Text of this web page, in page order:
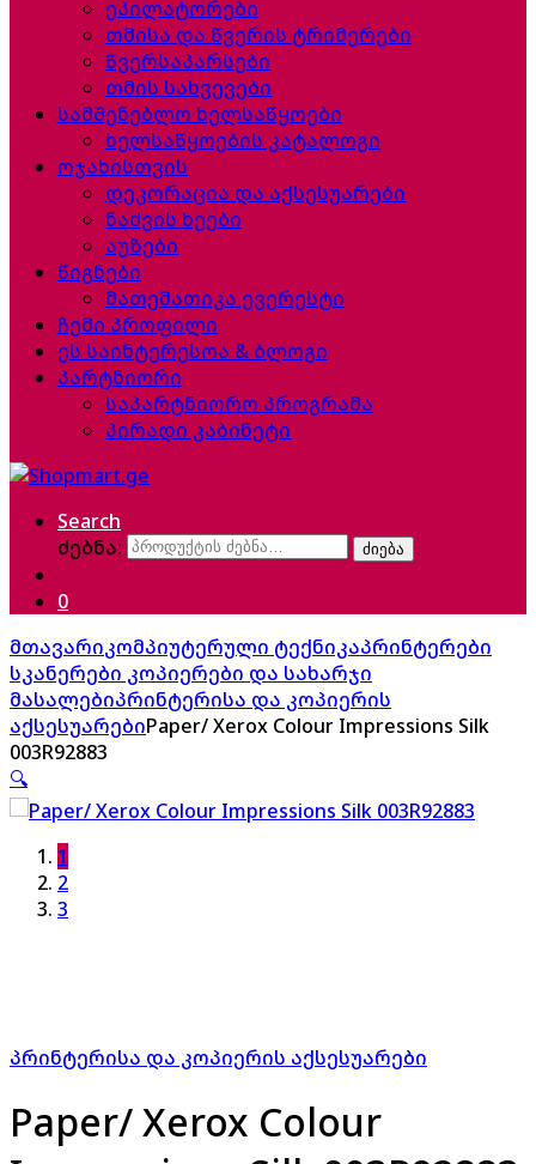
ეპილატორები
თმისა და წვერის ტრიმერები
წვერსაპარსები
თმის სახვევები
სამშენებლო ხელსაწყოები
ხელსაწყოების კატალოგი
ოჯახისთვის
დეკორაცია და აქსესუარები
ნაძვის ხეები
აუზები
წიგნები
მათემათიკა ევერესტი
ჩემი პროფილი
ეს საინტერესოა & ბლოგი
პარტნიორი
საპარტნიორო პროგრამა
პირადი კაბინეტი
Search
ძებნა:
ძიება
0
მთავარიკომპიუტერული ტექნიკაპრინტერები
სკანერები კოპიერები და სახარჯი
მასალებიპრინტერისა და კოპიერის
აქსესუარებიPaper/ Xerox Colour Impressions Silk
003R92883
🔍
1
2
3
პრინტერისა და კოპიერის აქსესუარები
Paper/ Xerox Colour